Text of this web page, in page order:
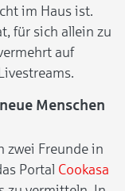
im Haus ist.
für sich allein zu
auf
Menschen
zwei Freunde in
Portal Cookasa